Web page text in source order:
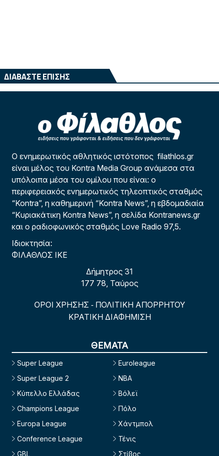
ΔΙΑΒΑΣΤΕ ΕΠΙΣΗΣ
Ο ενημερωτικός αθλητικός ιστότοπος filathlos.gr
είναι μέλος του Kontra Media Group ανάμεσα στα
υπόλοιπα μέσα του ομίλου που είναι: ο
περιφερειακός ενημερωτικός τηλεοπτικός σταθμός
“Kontra”, η καθημερινή “Kontra News”, η εβδομαδιαία
“Κυριακάτικη Kontra News”, η σελίδα Kontranews.gr
και ο ραδιοφωνικός σταθμός Love Radio 97,5.
Ιδιοκτησία:
ΦΙΛΑΘΛΟΣ ΙΚΕ
Δήμητρος 31
177 78, Ταύρος
ΟΡΟΙ ΧΡΗΣΗΣ - ΠΟΛΙΤΙΚΗ ΑΠΟΡΡΗΤΟΥ
ΚΡΑΤΙΚΗ ΔΙΑΦΗΜΙΣΗ
ΘΕΜΑΤΑ
Super League
Super League 2
Κύπελλο Ελλάδας
Champions League
Europa League
Conference League
GBL
Euroleague
NBA
Βόλεϊ
Πόλο
Χάντμπολ
Τένις
Στίβος